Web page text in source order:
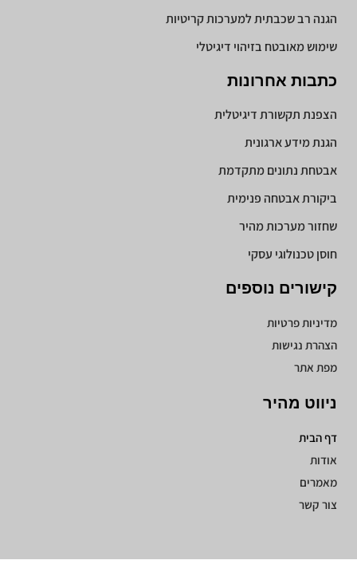
ניווט מהיר
דף הבית
אודות
מאמרים
צור קשר
קישורים נוספים
מדיניות פרטיות
הצהרת נגישות
מפת אתר
כתבות אחרונות
הצפנת תקשורת דיגיטלית
הגנת מידע ארגונית
אבטחת נתונים מתקדמת
ביקורת אבטחה פנימית
שחזור מערכות מהיר
חוסן טכנולוגי עסקי
הגנה רב שכבתית למערכות קריטיות
שימוש מאובטח בזיהוי דיגיטלי